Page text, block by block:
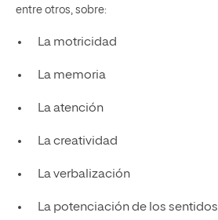
entre otros, sobre:
La motricidad
La memoria
La atención
La creatividad
La verbalización
La potenciación de los sentidos